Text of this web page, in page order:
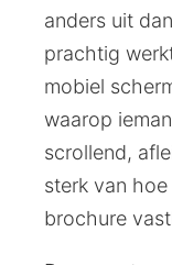
anders uit
prachtig
mobiel
waarop
scrollend,
sterk van
brochure